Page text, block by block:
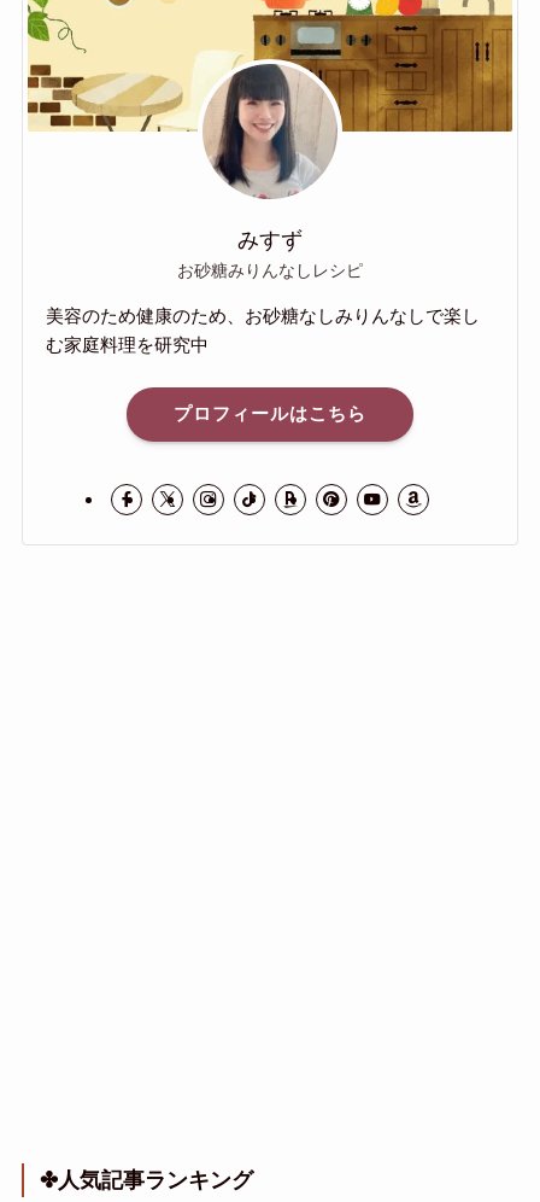
みすず
お砂糖みりんなしレシピ
美容のため健康のため、お砂糖なしみりんなしで楽し
む家庭料理を研究中
プロフィールはこちら
✤人気記事ランキング